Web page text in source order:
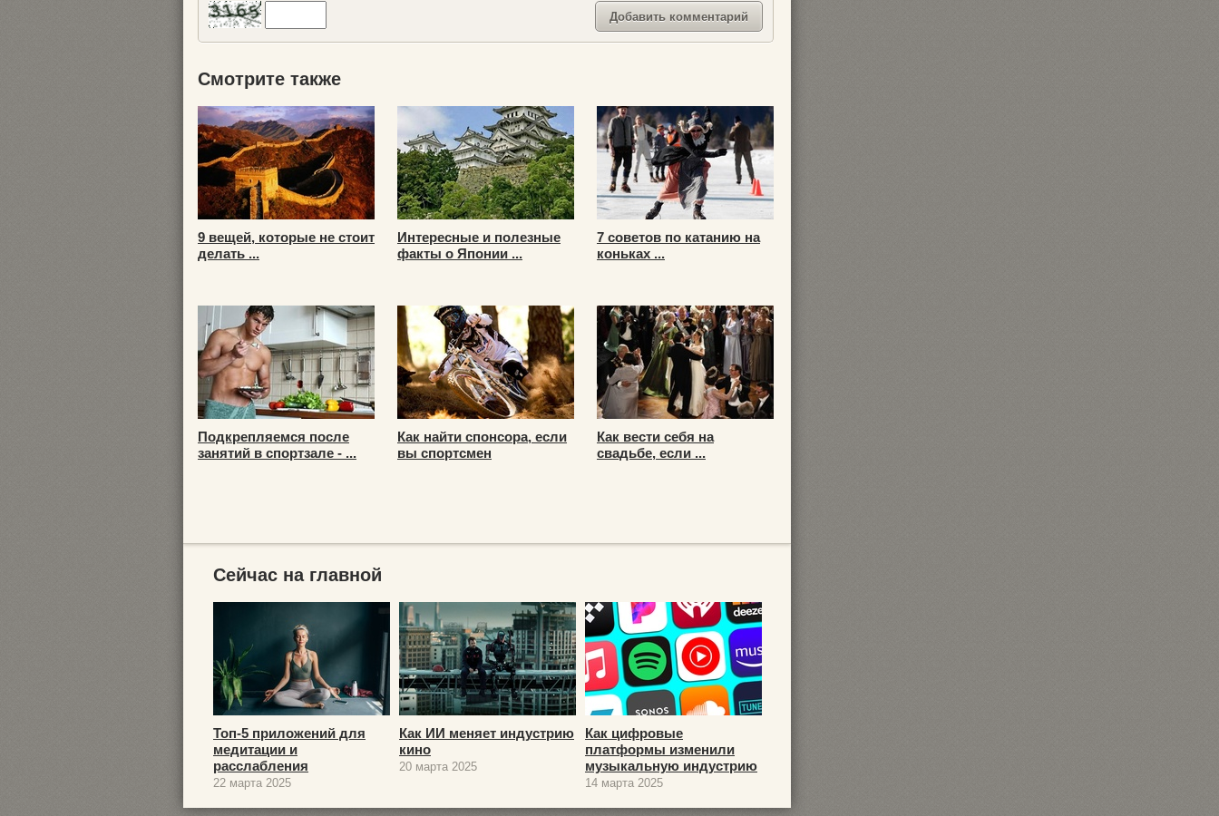
Смотрите также
9 вещей, которые не стоит
делать ...
Интересные и полезные
факты о Японии ...
7 советов по катанию на
коньках ...
Подкрепляемся после
занятий в спортзале - ...
Как найти спонсора, если
вы спортсмен
Как вести себя на
свадьбе, если ...
Сейчас на главной
Топ-5 приложений для
медитации и
расслабления
22 марта 2025
Как ИИ меняет индустрию
кино
20 марта 2025
Как цифровые
платформы изменили
музыкальную индустрию
14 марта 2025